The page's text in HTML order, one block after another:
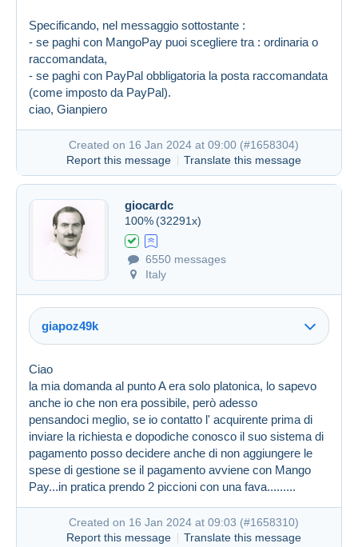
Created on 16 Jan 2024 at 08:35
Specificando, nel messaggio sottostante :
- se paghi con MangoPay puoi scegliere tra : ordinaria o
raccomandata,
- se paghi con PayPal obbligatoria la posta raccomandata
(come imposto da PayPal).
ciao, Gianpiero
Created on 16 Jan 2024 at 09:00 (#1658304)
Report this message
Translate this message
giocardc
100% (32291x)
6550 messages
Italy
giapoz49k
Ciao
la mia domanda al punto A era solo platonica, lo sapevo
anche io che non era possibile, però adesso
pensandoci meglio, se io contatto l' acquirente prima di
inviare la richiesta e dopodiche conosco il suo sistema di
pagamento posso decidere anche di non aggiungere le
spese di gestione se il pagamento avviene con Mango
Pay...in pratica prendo 2 piccioni con una fava.........
Created on 16 Jan 2024 at 09:03 (#1658310)
Report this message
Translate this message